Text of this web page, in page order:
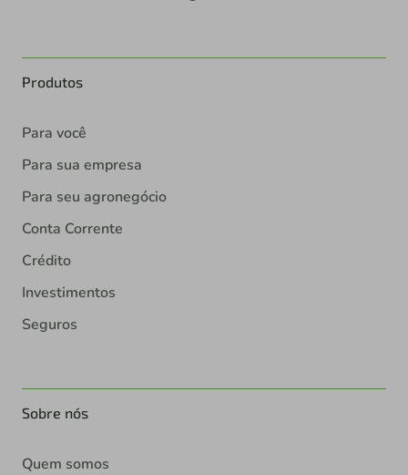
Produtos
Para você
Para sua empresa
Para seu agronegócio
Conta Corrente
Crédito
Investimentos
Seguros
Sobre nós
Quem somos